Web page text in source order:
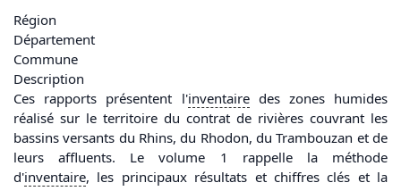
Région
Département
Commune
Description
Ces rapports présentent l'inventairedes zones humides
réalisé sur le territoire du contrat de rivières couvrant les
bassins versants du Rhins, du Rhodon, du Trambouzan et de
leurs affluents. Le volume 1 rappelle la méthode
d'inventaire, les principaux résultats et chiffres clés et la